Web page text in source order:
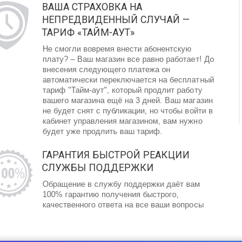
ВАША СТРАХОВКА НА
НЕПРЕДВИДЕННЫЙ СЛУЧАЙ —
ТАРИФ «ТАЙМ-АУТ»
Не смогли вовремя внести абонентскую
плату? – Ваш магазин все равно работает! До
внесения следующего платежа он
автоматически переключается на бесплатный
тариф "Тайм-аут", который продлит работу
вашего магазина ещё на 3 дней. Ваш магазин
не будет снят с публикации, но чтобы войти в
кабинет управления магазином, вам нужно
будет уже продлить ваш тариф.
ГАРАНТИЯ БЫСТРОЙ РЕАКЦИИ
СЛУЖБЫ ПОДДЕРЖКИ
Обращение в службу поддержки даёт вам
100% гарантию получения быстрого,
качественного ответа на все ваши вопросы